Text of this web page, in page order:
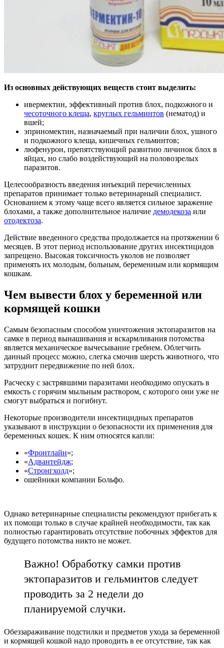
Из основных действующих веществ стоит выделить:
ивермектин, эффективный против блох, подкожного и
чесоточного клеща, круглых гельминтов (нематод) и
вшей;
эприномектин, назначаемый при наличии блох, ушного
и подкожного клеща, кишечных гельминтов;
люфенурон, препятствующий развитию личинок блох в
яйцах, но слабо воздействующий на половозрелых
паразитов.
Целесообразность введения инъекций перечисленных
препаратов принимает только ветеринарный специалист.
Основанием к этому чаще всего является сильное заражение
блохами, а также дополнительное наличие демодекоза или
отодектоза.
Действие введенного средства продолжается на протяжении 6
месяцев. В этот период использование других инсектицидов
запрещено. Высокая токсичность уколов не позволяет
применять их молодым, больным, беременным или кормящим
кошкам.
Чем вывести блох у беременной или
кормящей кошки
Самым безопасным способом уничтожения эктопаразитов на
самке в период вынашивания и вскармливания потомства
является механическое вычесывание гребнем. Облегчить
данный процесс можно, слегка смочив шерсть животного, что
затруднит передвижение по ней блох.
Расческу с застрявшими паразитами необходимо опускать в
емкость с горячим мыльным раствором, с которого они уже не
смогут выбраться и погибнут.
Некоторые производители инсектицидных препаратов
указывают в инструкции о безопасности их применения для
беременных кошек. К ним относятся капли:
«Фронтлайн»;
«Адвантейдж;
«Стронгхолд»;
ошейники компании Больфо.
Однако ветеринарные специалисты рекомендуют прибегать к
их помощи только в случае крайней необходимости, так как
полностью гарантировать отсутствие побочных эффектов для
будущего потомства никто не может.
Важно! Обработку самки против
эктопаразитов и гельминтов следует
проводить за 2 недели до
планируемой случки.
Обеззараживание подстилки и предметов ухода за беременной
и кормящей кошкой надо проводить в ее отсутствие, так как